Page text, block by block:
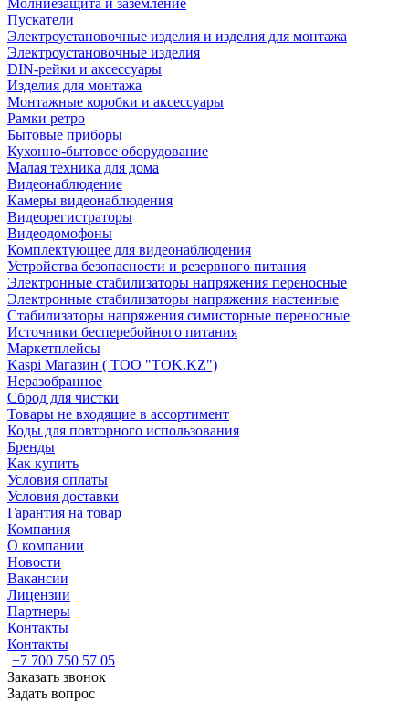
Молниезащита и заземление
Пускатели
Электроустановочные изделия и изделия для монтажа
Электроустановочные изделия
DIN-рейки и аксессуары
Изделия для монтажа
Монтажные коробки и аксессуары
Рамки ретро
Бытовые приборы
Кухонно-бытовое оборудование
Малая техника для дома
Видеонаблюдение
Камеры видеонаблюдения
Видеорегистраторы
Видеодомофоны
Комплектующее для видеонаблюдения
Устройства безопасности и резервного питания
Электронные стабилизаторы напряжения переносные
Электронные стабилизаторы напряжения настенные
Стабилизаторы напряжения симисторные переносные
Источники бесперебойного питания
Маркетплейсы
Kaspi Магазин ( ТОО "TOK.KZ")
Неразобранное
Сброд для чистки
Товары не входящие в ассортимент
Коды для повторного использования
Бренды
Как купить
Условия оплаты
Условия доставки
Гарантия на товар
Компания
О компании
Новости
Вакансии
Лицензии
Партнеры
Контакты
Контакты
+7 700 750 57 05
Заказать звонок
Задать вопрос